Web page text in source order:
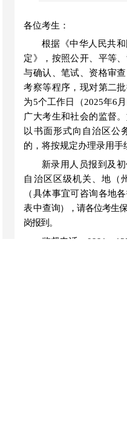
各位考生：
根据《中华人民共
定》，按照公开、平等
与确认、笔试、资格审
考察等程序，现对第二
为5个工作日（2025年6
广大考生和社会的监督
以书面形式向自治区公
的，将按规定办理录用手
新录用人员报到及
自治区区级机关、地（
（具体事宜可咨询各地
表中查询），请各位考生
岗报到 。
监督电话： 0991－